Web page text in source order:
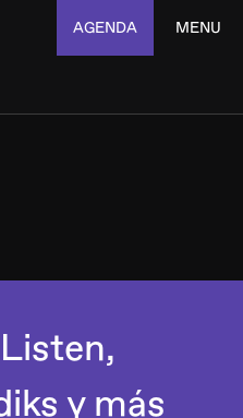
AGENDA MENU
y más